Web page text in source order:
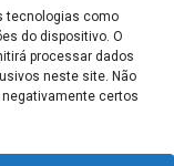
tecnologias como
do dispositivo. O
processar dados
neste site. Não
certos
explodindo.
isso. O que